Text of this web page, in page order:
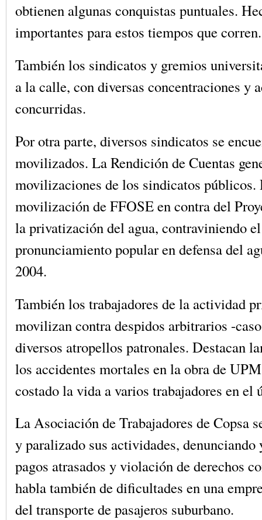
obtienen algunas conquistas puntuales.
importantes para estos tiempos que corren.
También los sindicatos y gremios
a la calle, con diversas concentraciones y
concurridas.
Por otra parte, diversos sindicatos se
movilizados. La Rendición de Cuentas
movilizaciones de los sindicatos públicos.
movilización de FFOSE en contra del
la privatización del agua, contraviniendo el
pronunciamiento popular en defensa del
2004.
También los trabajadores de la actividad
movilizan contra despidos arbitrarios -
diversos atropellos patronales. Destacan
los accidentes mortales en la obra de
costado la vida a varios trabajadores en
La Asociación de Trabajadores de Copsa
y paralizado sus actividades, denunciando
pagos atrasados y violación de derechos
habla también de dificultades en una
del transporte de pasajeros suburbano.